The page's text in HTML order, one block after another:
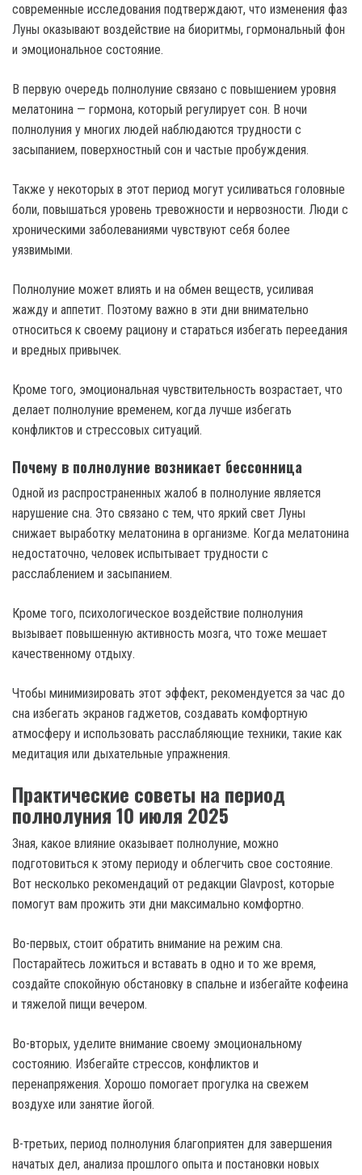
современные исследования подтверждают, что изменения фаз
Луны оказывают воздействие на биоритмы, гормональный фон
и эмоциональное состояние.
В первую очередь полнолуние связано с повышением уровня
мелатонина — гормона, который регулирует сон. В ночи
полнолуния у многих людей наблюдаются трудности с
засыпанием, поверхностный сон и частые пробуждения.
Также у некоторых в этот период могут усиливаться головные
боли, повышаться уровень тревожности и нервозности. Люди с
хроническими заболеваниями чувствуют себя более
уязвимыми.
Полнолуние может влиять и на обмен веществ, усиливая
жажду и аппетит. Поэтому важно в эти дни внимательно
относиться к своему рациону и стараться избегать переедания
и вредных привычек.
Кроме того, эмоциональная чувствительность возрастает, что
делает полнолуние временем, когда лучше избегать
конфликтов и стрессовых ситуаций.
Почему в полнолуние возникает бессонница
Одной из распространенных жалоб в полнолуние является
нарушение сна. Это связано с тем, что яркий свет Луны
снижает выработку мелатонина в организме. Когда мелатонина
недостаточно, человек испытывает трудности с
расслаблением и засыпанием.
Кроме того, психологическое воздействие полнолуния
вызывает повышенную активность мозга, что тоже мешает
качественному отдыху.
Чтобы минимизировать этот эффект, рекомендуется за час до
сна избегать экранов гаджетов, создавать комфортную
атмосферу и использовать расслабляющие техники, такие как
медитация или дыхательные упражнения.
Практические советы на период
полнолуния 10 июля 2025
Зная, какое влияние оказывает полнолуние, можно
подготовиться к этому периоду и облегчить свое состояние.
Вот несколько рекомендаций от редакции Glavpost, которые
помогут вам прожить эти дни максимально комфортно.
Во-первых, стоит обратить внимание на режим сна.
Постарайтесь ложиться и вставать в одно и то же время,
создайте спокойную обстановку в спальне и избегайте кофеина
и тяжелой пищи вечером.
Во-вторых, уделите внимание своему эмоциональному
состоянию. Избегайте стрессов, конфликтов и
перенапряжения. Хорошо помогает прогулка на свежем
воздухе или занятие йогой.
В-третьих, период полнолуния благоприятен для завершения
начатых дел, анализа прошлого опыта и постановки новых